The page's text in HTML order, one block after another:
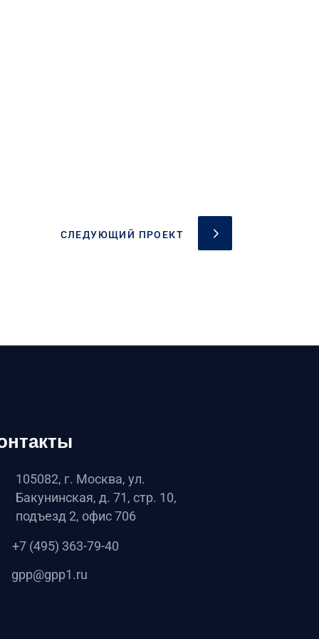
СЛЕДУЮЩИЙ ПРОЕКТ
105082, г. Москва, ул.
Бакунинская, д. 71, стр. 10,
подъезд 2, офис 706
+7 (495) 363-79-40
gpp@gpp1.ru